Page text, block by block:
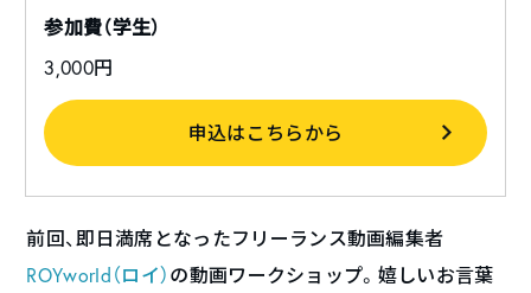
参加費（学生）
3,000円
申込はこちらから
前回、即日満席となったフリーランス動画編集者
ROYworld（ロイ） の動画ワークショップ。嬉しいお言葉